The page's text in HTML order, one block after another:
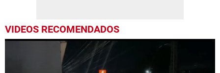
VIDEOS RECOMENDADOS